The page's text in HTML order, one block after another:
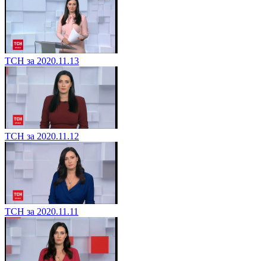
ТСН за 2020.11.13
ТСН за 2020.11.12
ТСН за 2020.11.11